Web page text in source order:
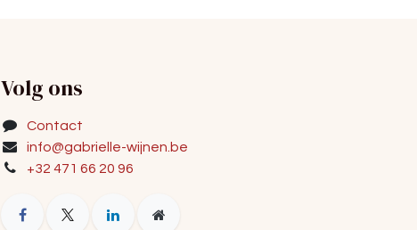
Volg ons
Contact
info@gabrielle-wijnen.be
+32 471 66 20 96